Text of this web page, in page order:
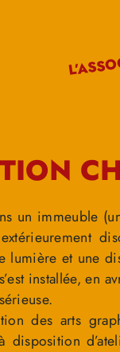
un immeuble
lumière et une
installée, en
des arts
disposition